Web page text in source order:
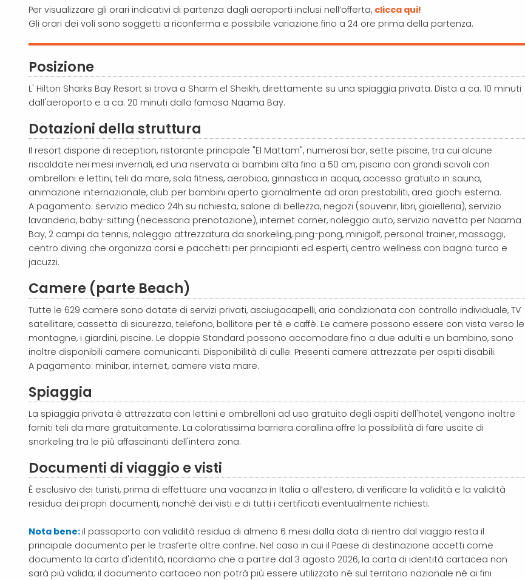
Per visualizzare gli orari indicativi di partenza dagli aeroporti inclusi nell’offerta, clicca qui!
Gli orari dei voli sono soggetti a riconferma e possibile variazione fino a 24 ore prima della partenza.
Posizione
L' Hilton Sharks Bay Resort si trova a Sharm el Sheikh, direttamente su una spiaggia privata. Dista a ca. 10 minuti
dall'aeroporto e a ca. 20 minuti dalla famosa Naama Bay.
Dotazioni della struttura
Il resort dispone di reception, ristorante principale "El Mattam", numerosi bar, sette piscine, tra cui alcune
riscaldate nei mesi invernali, ed una riservata ai bambini alta fino a 50 cm, piscina con grandi scivoli con
ombrelloni e lettini, teli da mare, sala fitness, aerobica, ginnastica in acqua, accesso gratuito in sauna,
animazione internazionale, club per bambini aperto giornalmente ad orari prestabiliti, area giochi esterna.
A pagamento: servizio medico 24h su richiesta, salone di bellezza, negozi (souvenir, libri, gioielleria), servizio
lavanderia, baby-sitting (necessaria prenotazione), internet corner, noleggio auto, servizio navetta per Naama
Bay, 2 campi da tennis, noleggio attrezzatura da snorkeling, ping-pong, minigolf, personal trainer, massaggi,
centro diving che organizza corsi e pacchetti per principianti ed esperti, centro wellness con bagno turco e
jacuzzi.
Camere (parte Beach)
Tutte le 629 camere sono dotate di servizi privati, asciugacapelli, aria condizionata con controllo individuale, TV
satellitare, cassetta di sicurezza, telefono, bollitore per tè e caffè. Le camere possono essere con vista verso le
montagne, i giardini, piscine. Le doppie Standard possono accomodare fino a due adulti e un bambino, sono
inoltre disponibili camere comunicanti. Disponibilità di culle. Presenti camere attrezzate per ospiti disabili.
A pagamento: minibar, internet, camere vista mare.
Spiaggia
La spiaggia privata è attrezzata con lettini e ombrelloni ad uso gratuito degli ospiti dell'hotel, vengono inoltre
forniti teli da mare gratuitamente. La coloratissima barriera corallina offre la possibilità di fare uscite di
snorkeling tra le più affascinanti dell'intera zona.
Documenti di viaggio e visti
È esclusivo dei turisti, prima di effettuare una vacanza in Italia o all’estero, di verificare la validità e la validità
residua dei propri documenti, nonché dei visti e di tutti i certificati eventualmente richiesti.
Nota bene: il passaporto con validità residua di almeno 6 mesi dalla data di rientro dal viaggio resta il
principale documento per le trasferte oltre confine. Nel caso in cui il Paese di destinazione accetti come
documento la carta d'identità, ricordiamo che a partire dal 3 agosto 2026, la carta di identità cartacea non
sarà più valida; il documento cartaceo non potrà più essere utilizzato né sul territorio nazionale né ai fini